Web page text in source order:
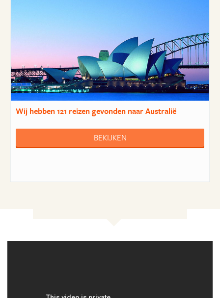
Wij hebben121 reizengevonden naar Australië
BEKIJKEN